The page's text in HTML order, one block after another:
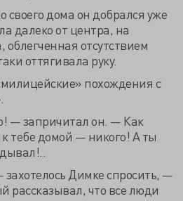
дома он добрался уже
далеко от центра, на
отсутствием
оттягивала руку.
похождения с
— запричитал он. — Как
тебе домой — никого! А ты
Димке спросить, —
рассказывал, что все люди